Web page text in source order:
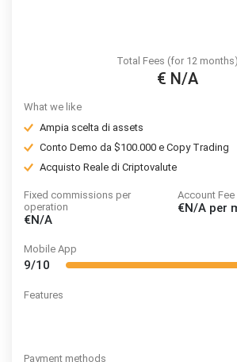
Total Fees (for 12 months)
€ N/A
What we like
Ampia scelta di assets
Conto Demo da $100.000 e Copy Trading
Acquisto Reale di Criptovalute
Fixed commissions per
operation
€N/A
Account Fee
€N/A per
Mobile App
9/10
Features
Payment methods